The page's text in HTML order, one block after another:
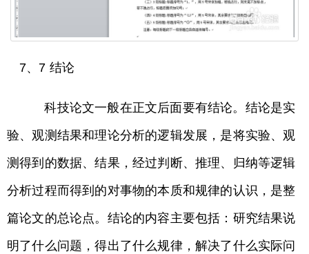
7、7 结论
科技论文一般在正文后面要有结论。结论是实
验、观测结果和理论分析的逻辑发展，是将实验、观
测得到的数据、结果，经过判断、推理、归纳等逻辑
分析过程而得到的对事物的本质和规律的认识，是整
篇论文的总论点。结论的内容主要包括：研究结果说
明了什么问题，得出了什么规律，解决了什么实际问